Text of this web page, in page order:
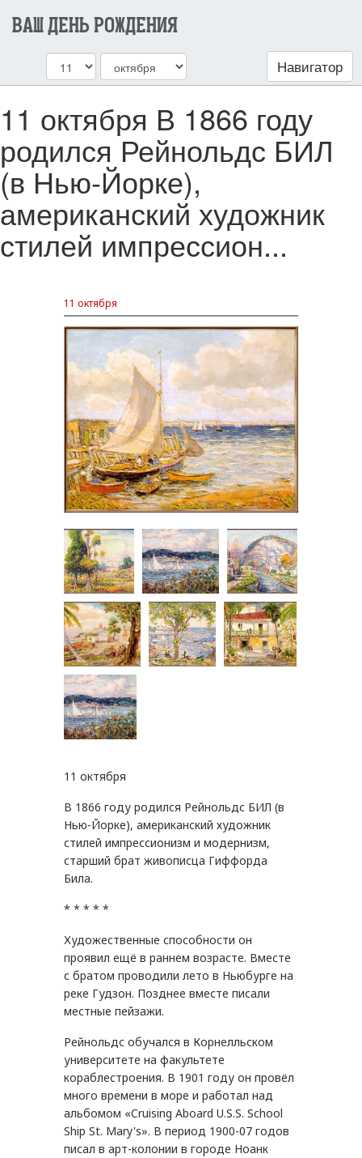
ВАШ ДЕНЬ РОЖДЕНИЯ
Навигатор
11 октября В 1866 году
родился Рейнольдс БИЛ
(в Нью-Йорке),
американский художник
стилей импрессион...
11 октября
11 октября
В 1866 году родился Рейнольдс БИЛ (в
Нью-Йорке), американский художник
стилей импрессионизм и модернизм,
старший брат живописца Гиффорда
Била.
* * * * *
Художественные способности он
проявил ещё в раннем возрасте. Вместе
с братом проводили лето в Ньюбурге на
реке Гудзон. Позднее вместе писали
местные пейзажи.
Рейнольдс обучался в Корнелльском
университете на факультете
кораблестроения. В 1901 году он провёл
много времени в море и работал над
альбомом «Cruising Aboard U.S.S. School
Ship St. Mary's». В период 1900-07 годов
писал в арт-колонии в городе Ноанк